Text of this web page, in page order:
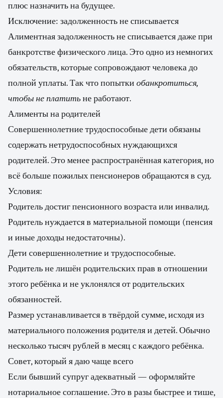
плюс назначить на будущее.
Исключение: задолженность не списывается
Алиментная задолженность не списывается даже при
банкротстве физического лица. Это одно из немногих
обязательств, которые сопровождают человека до
полной уплаты. Так что попытки обанкротиться,
чтобы не платитьне работают.
Алименты на родителей
Совершеннолетние трудоспособные дети обязаны
содержать нетрудоспособных нуждающихся
родителей. Это менее распространённая категория, но
всё больше пожилых пенсионеров обращаются в суд.
Условия:
Родитель достиг пенсионного возраста или инвалид.
Родитель нуждается в материальной помощи (пенсия
и иные доходы недостаточны).
Дети совершеннолетние и трудоспособные.
Родитель не лишён родительских прав в отношении
этого ребёнка и не уклонялся от родительских
обязанностей.
Размер устанавливается в твёрдой сумме, исходя из
материального положения родителя и детей. Обычно
несколько тысяч рублей в месяц с каждого ребёнка.
Совет, который я даю чаще всего
Если бывший супруг адекватный — оформляйте
нотариальное соглашение. Это в разы быстрее и тише,